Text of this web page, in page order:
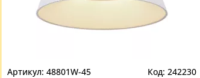
48801W-45 242230